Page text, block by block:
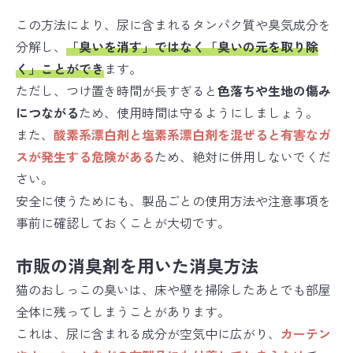
この方法により、尿に含まれるタンパク質や臭気成分を
分解し、 「臭いを消す」ではなく「臭いの元を取り除
く」ことができます。
ただし、つけ置き時間が長すぎると色落ちや生地の傷み
につながるため、使用時間は守るようにしましょう。
また、 酸素系漂白剤と塩素系漂白剤を混ぜると有害なガ
スが発生する危険があるため、絶対に併用しないでくだ
さい。
安全に使うためにも、製品ごとの使用方法や注意事項を
事前に確認しておくことが大切です。
市販の消臭剤を用いた消臭方法
猫のおしっこの臭いは、床や壁を掃除したあとでも部屋
全体に残ってしまうことがあります。
これは、尿に含まれる成分が空気中に広がり、 カーテン